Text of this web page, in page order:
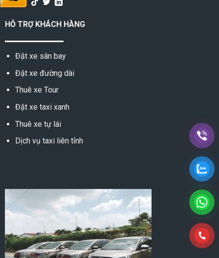
HỖ TRỢ KHÁCH HÀNG
Đặt xe sân bay
Đặt xe đường dài
Thuê xe Tour
Đặt xe taxi xanh
Thuê xe tự lái
Dịch vụ taxi liên tỉnh